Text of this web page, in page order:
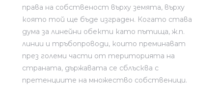
права на собственост върху земята, върху
която той ще бъде изграден. Когато става
дума за линейни обекти като пътища, ж.п.
линии и тръбопроводи, които преминават
през големи части от територията на
страната, държавата се сблъсква с
претенциите на множество собственици.